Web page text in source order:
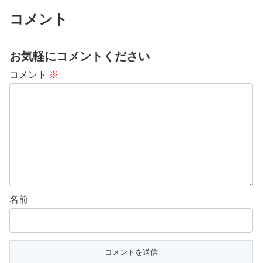
コメント
お気軽にコメントください
コメント ※
名前